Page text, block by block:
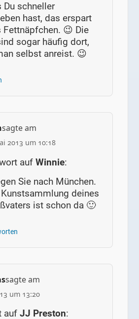
Du schneller
hast, das erspart
Fettnäpfchen. 😉 Die
sogar häufig dort,
selbst anreist. 😉
sagte am
2013 um 10:18
aufWinnie:
Sie nach München.
Kunstsammlung deines
ist schon da 🙂
sagte am
um 13:20
aufJJ Preston: